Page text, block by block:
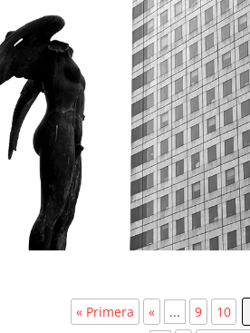
« Primera « ... 9 10